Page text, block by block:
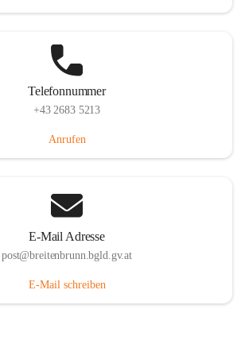
Telefonnummer
+43 2683 5213
Anrufen
E-Mail Adresse
post@breitenbrunn.bgld.gv.at
E-Mail schreiben